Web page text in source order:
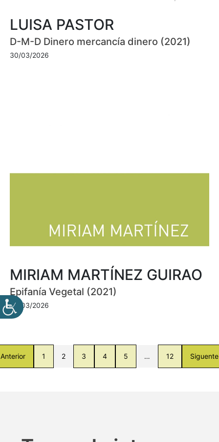
LUISA PASTOR
D-M-D Dinero mercancía dinero (2021)
30/03/2026
MIRIAM MARTÍNEZ GUIRAO
Epifanía Vegetal (2021)
30/03/2026
Anterior 1 2 3 4 5 … 12 Siguente